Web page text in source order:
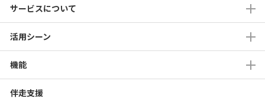
サービスについて
活用シーン
機能
伴走支援